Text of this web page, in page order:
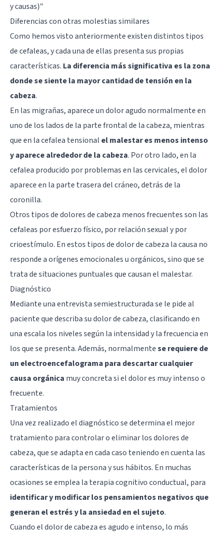
y causas)"
Diferencias con otras molestias similares
Como hemos visto anteriormente existen distintos tipos
de cefaleas, y cada una de ellas presenta sus propias
características. La diferencia más significativa es la zona
donde se siente la mayor cantidad de tensión en la
cabeza.
En las migrañas, aparece un dolor agudo normalmente en
uno de los lados de la parte frontal de la cabeza, mientras
que en la cefalea tensional el malestar es menos intenso
y aparece alrededor de la cabeza. Por otro lado, en la
cefalea producido por problemas en las cervicales, el dolor
aparece en la parte trasera del cráneo, detrás de la
coronilla.
Otros tipos de dolores de cabeza menos frecuentes son las
cefaleas por esfuerzo físico, por relación sexual y por
crioestímulo. En estos tipos de dolor de cabeza la causa no
responde a orígenes emocionales u orgánicos, sino que se
trata de situaciones puntuales que causan el malestar.
Diagnóstico
Mediante una entrevista semiestructurada se le pide al
paciente que describa su dolor de cabeza, clasificando en
una escala los niveles según la intensidad y la frecuencia en
los que se presenta. Además, normalmentese requiere de
un electroencefalograma para descartar cualquier
causa orgánica muy concreta si el dolor es muy intenso o
frecuente.
Tratamientos
Una vez realizado el diagnóstico se determina el mejor
tratamiento para controlar o eliminar los dolores de
cabeza, que se adapta en cada caso teniendo en cuenta las
características de la persona y sus hábitos. En muchas
ocasiones se emplea la terapia cognitivo conductual, para
identificar y modificar los pensamientos negativos que
generan el estrés y la ansiedad en el sujeto.
Cuando el dolor de cabeza es agudo e intenso, lo más